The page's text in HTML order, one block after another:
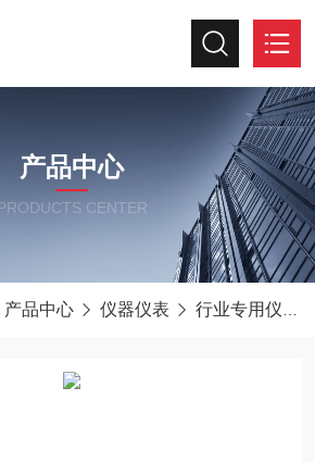
产品中心
CENTER
产品中心 仪器仪表 行业专用仪器仪表